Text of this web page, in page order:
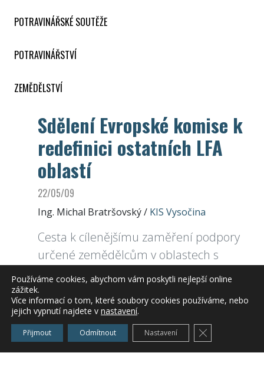
POTRAVINÁŘSKÉ SOUTĚŽE
POTRAVINÁŘSTVÍ
ZEMĚDĚLSTVÍ
Sdělení Evropské komise k
redefinici ostatních LFA
oblastí
22/05/09
Ing. Michal Bratršovský/ KIS Vysočina
Cesta k cílenějšímu zaměření podpory
určené zemědělcům v oblastech s
přírodním znevýhodněním
Sdělení EK k redefinici ostatních LFA
Příloha ke sdělení EK k redefinici LFA
Používáme cookies, abychom vám poskytli nejlepší online
zážitek.
Více informací o tom, které soubory cookies používáme, nebo
jejich vypnutí najdete v nastavení.
Přijmout Odmítnout Nastavení Zavřít cookie